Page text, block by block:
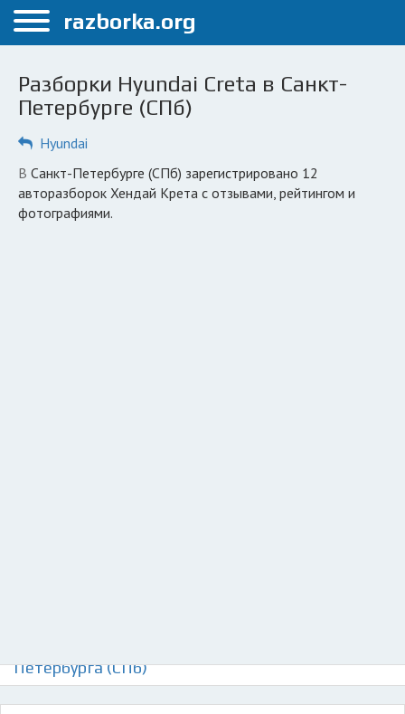
Меню
Санкт-Петербург
Каталог разборок
Автосервисы
Разборки Hyundai Creta в Санкт-
Петербурге (СПб)
Hyundai
в Санкт-Петербурге (СПб) зарегистрировано 12
авторазборок Хендай Крета с отзывами, рейтингом и
фотографиями.
Петербурга (СПб)
razborka.org